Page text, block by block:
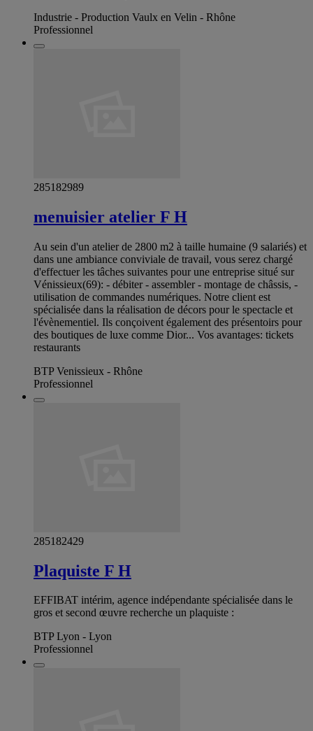
Industrie - Production Vaulx en Velin - Rhône
Professionnel
285182989
menuisier atelier F H
Au sein d'un atelier de 2800 m2 à taille humaine (9 salariés) et
dans une ambiance conviviale de travail, vous serez chargé
d'effectuer les tâches suivantes pour une entreprise situé sur
Vénissieux(69): - débiter - assembler - montage de châssis, -
utilisation de commandes numériques. Notre client est
spécialisée dans la réalisation de décors pour le spectacle et
l'évènementiel. Ils conçoivent également des présentoirs pour
des boutiques de luxe comme Dior... Vos avantages: tickets
restaurants
BTP Venissieux - Rhône
Professionnel
285182429
Plaquiste F H
EFFIBAT intérim, agence indépendante spécialisée dans le
gros et second œuvre recherche un plaquiste :
BTP Lyon - Lyon
Professionnel